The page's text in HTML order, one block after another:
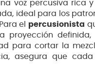
voz percusiva rica
ideal para los
el percusionista
proyección definida,
para cortar la
asegura que